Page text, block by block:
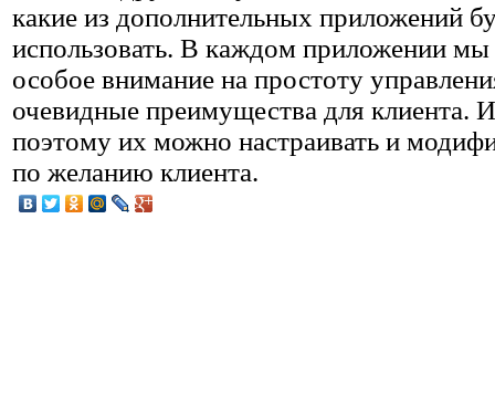
какие из дополнительных приложений
использовать. В каждом приложении
особое внимание на простоту
очевидные преимущества для клиента.
поэтому их можно настраивать и
по желанию клиента.